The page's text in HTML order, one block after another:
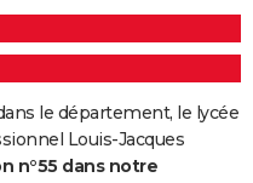
le département, le lycée
Louis-Jacques
n°55 dans notre